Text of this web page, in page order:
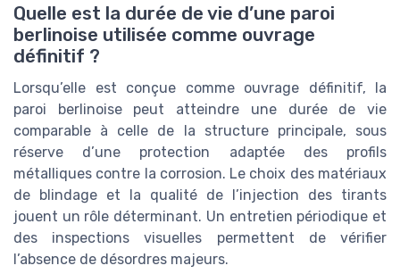
Quelle est la durée de vie d’une paroi
berlinoise utilisée comme ouvrage
définitif ?
Lorsqu’elle est conçue comme ouvrage définitif, la
paroi berlinoise peut atteindre une durée de vie
comparable à celle de la structure principale, sous
réserve d’une protection adaptée des profils
métalliques contre la corrosion. Le choix des matériaux
de blindage et la qualité de l’injection des tirants
jouent un rôle déterminant. Un entretien périodique et
des inspections visuelles permettent de vérifier
l’absence de désordres majeurs.